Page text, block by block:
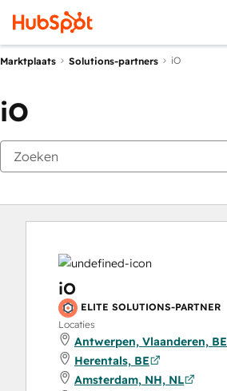
Marktplaats Solutions-partners iO
iO
iO
ELITE SOLUTIONS-PARTNER
Locaties
Antwerpen, Vlaanderen, BE
Herentals, BE
Amsterdam, NH, NL